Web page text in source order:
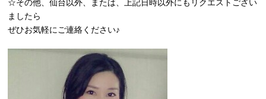
☆その他、仙台以外、または、上記日時以外にもリクエストござい
ましたら
ぜひお気軽にご連絡ください♪